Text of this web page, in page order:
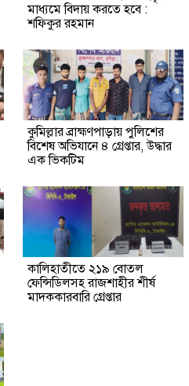
মাধ্যমে বিদায় করতে হবে :
শফিকুর রহমান
কুমিল্লার ব্রাহ্মণপাড়ায় পুলিশের
বিশেষ অভিযানে ৪ গ্রেপ্তার, উদ্ধার
এক ভিকটিম
কালিহাতীতে ২১৯ বোতল
ফেন্সিডিলসহ রাজশাহীর শীর্ষ
মাদককারবারি গ্রেপ্তার